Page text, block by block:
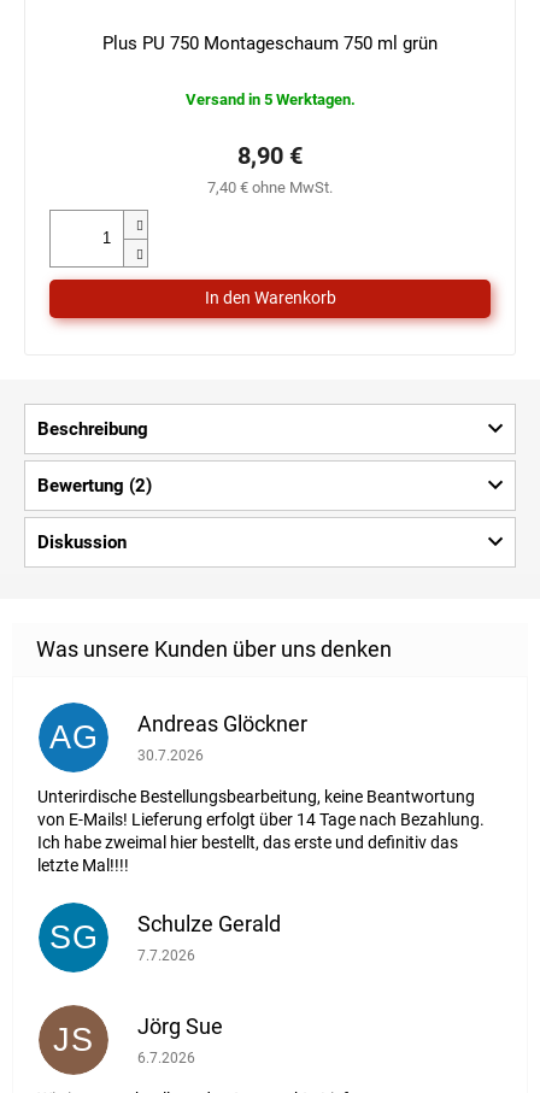
Plus PU 750 Montageschaum 750 ml grün
Versand in 5 Werktagen.
7,40 € ohne MwSt.
8,90 €
Beschreibung
Bewertung (2)
Diskussion
AG Andreas Glöckner
Die Shop-Bewertung beträgt 1 von 5 Sternen.
30.7.2026
Unterirdische Bestellungsbearbeitung, keine Beantwortung
von E-Mails! Lieferung erfolgt über 14 Tage nach Bezahlung.
Ich habe zweimal hier bestellt, das erste und definitiv das
letzte Mal!!!!
SG Schulze Gerald
Die Shop-Bewertung beträgt 5 von 5 Sternen.
7.7.2026
JS Jörg Sue
Die Shop-Bewertung beträgt 5 von 5 Sternen.
6.7.2026